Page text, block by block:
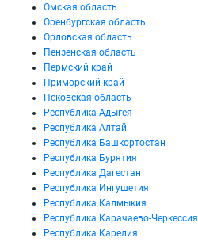
Омская область
Оренбургская область
Орловская область
Пензенская область
Пермский край
Приморский край
Псковская область
Республика Адыгея
Республика Алтай
Республика Башкортостан
Республика Бурятия
Республика Дагестан
Республика Ингушетия
Республика Калмыкия
Республика Карачаево-Черкессия
Республика Карелия